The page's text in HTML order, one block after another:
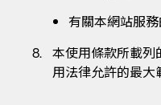
有關本網站服
本使用條款所載列
用法律允許的最大